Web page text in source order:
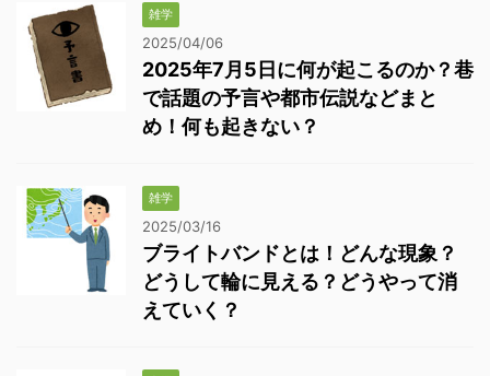
雑学
2025/04/06
2025年7月5日に何が起こるのか？巷
で話題の予言や都市伝説などまと
め！何も起きない？
雑学
2025/03/16
ブライトバンドとは！どんな現象？
どうして輪に見える？どうやって消
えていく？